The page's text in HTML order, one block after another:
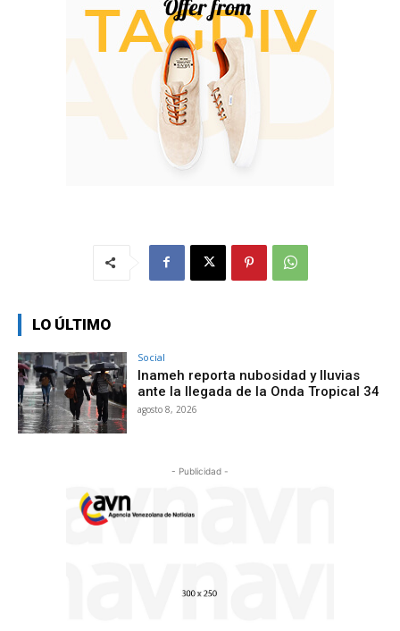
LO ÚLTIMO
Social
Inameh reporta nubosidad y lluvias
ante la llegada de la Onda Tropical 34
agosto 8, 2026
- Publicidad -